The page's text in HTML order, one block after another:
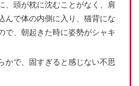
、頭が枕に沈むことがなく、肩
んで体の内側に入り、猫背にな
で、朝起きた時に姿勢がシャキ
かで、固すぎると感じない不思